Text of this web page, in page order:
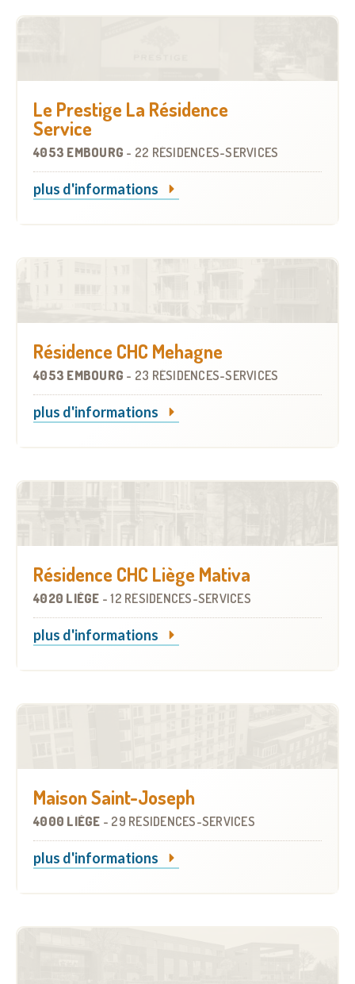
Le Prestige La Résidence
Service
4053 EMBOURG - 22 RÉSIDENCES-SERVICES
plus d'informations
Résidence CHC Mehagne
4053 EMBOURG - 23 RÉSIDENCES-SERVICES
plus d'informations
Résidence CHC Liège Mativa
4020 LIÈGE -12 RÉSIDENCES-SERVICES
plus d'informations
Maison Saint-Joseph
4000 LIÈGE - 29 RÉSIDENCES-SERVICES
plus d'informations